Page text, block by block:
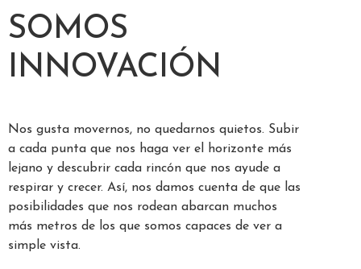
SOMOS
INNOVACIÓN
Nos gusta movernos, no quedarnos quietos. Subir
a cada punta que nos haga ver el horizonte más
lejano y descubrir cada rincón que nos ayude a
respirar y crecer. Así, nos damos cuenta de que las
posibilidades que nos rodean abarcan muchos
más metros de los que somos capaces de ver a
simple vista.